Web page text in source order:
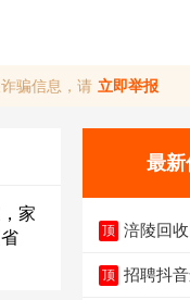
骗信息，请 立即举报
家
最新
顶 涪陵回
顶 招聘抖